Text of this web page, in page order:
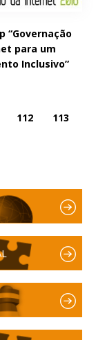
“Governação
para um
Inclusivo”
112
113